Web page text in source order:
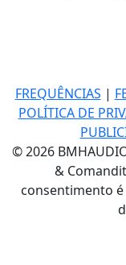
FREQUÊNCIAS |
POLÍTICA DE
© 2026
&
consentimento